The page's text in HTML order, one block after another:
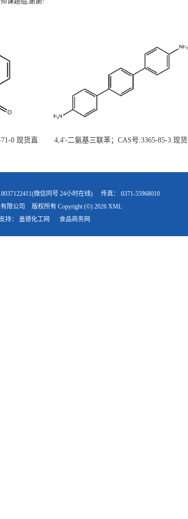
0 现货直
4,4'-二氨基三联苯；CAS号:3365-85-3 现货
微信同号 24小时在线) 传真： 0371-55968010
限公司
版权所有 Copyright (©) 2026 XML
持： 盖德化工网 食品商务网